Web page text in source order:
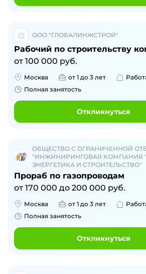
ООО "ГЛОБАЛИНЖСТРОЙ"
Рабочий по строительству
от 100 000 руб.
Москва от 1 до 3 лет
Полная занятость
Откликнуться
ОБЩЕСТВО С ОГРАНИЧЕННОЙ
"ИНЖИНИРИНГОВАЯ КОМПАНИЯ
ЭНЕРГЕТИКА И СТРОИТЕЛЬСТВО"
Прораб по газопроводам
от 170 000 до 200 000 руб.
Москва от 1 до 3 лет
Полная занятость
Откликнуться